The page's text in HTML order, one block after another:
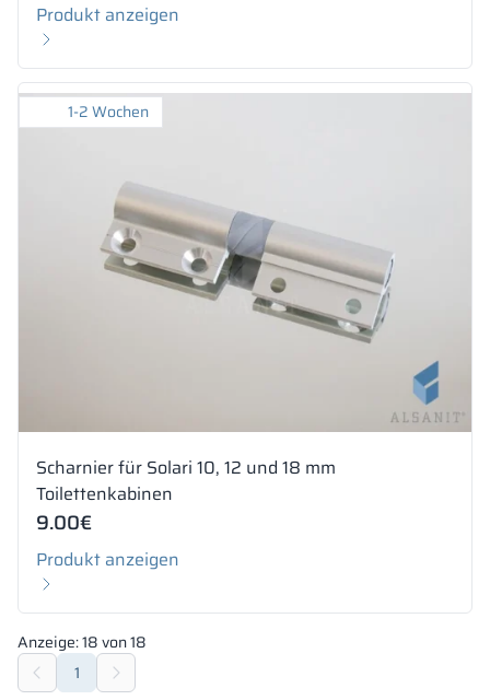
Produkt anzeigen
1-2 Wochen
Scharnier für Solari 10, 12 und 18 mm
Toilettenkabinen
9.00€
Produkt anzeigen
Anzeige:18von18
1